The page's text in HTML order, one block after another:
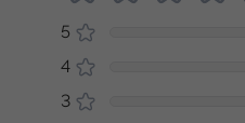
5
4
3